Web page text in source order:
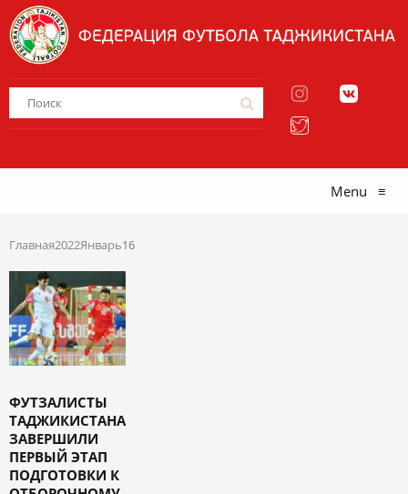
Menu ≡
Главная2022Январь16
ФУТЗАЛИСТЫ
ТАДЖИКИСТАНА
ЗАВЕРШИЛИ
ПЕРВЫЙ ЭТАП
ПОДГОТОВКИ К